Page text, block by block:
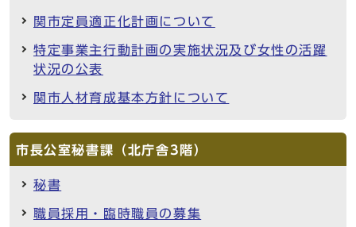
関市定員適正化計画について
特定事業主行動計画の実施状況及び女性の活躍
状況の公表
関市人材育成基本方針について
市長公室秘書課（北庁舎3階）
秘書
職員採用・臨時職員の募集